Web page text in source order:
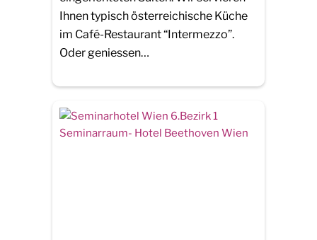
Ihnen typisch österreichische Küche
im Café-Restaurant “Intermezzo”.
Oder geniessen…